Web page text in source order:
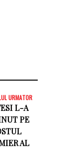
URMATOR
L-A
PE
AL